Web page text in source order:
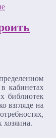
кабинетах
библиотек
взгляде на
хозяина.